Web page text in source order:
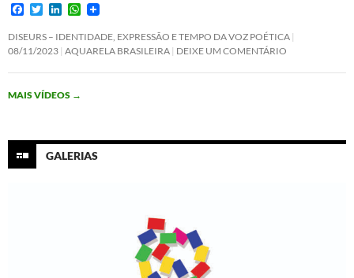
F
c
e
b
o
k
T
i
t
t
e
n
k
e
d
n
W
a
t
s
A
DISEURS – IDENTIDADE, EXPRESSÃO E TEMPO DA VOZ POÉTICA
08/11/2023 AQUARELA BRASILEIRA DEIXE UM COMENTÁRIO
MAIS VÍDEOS →
GALERIAS